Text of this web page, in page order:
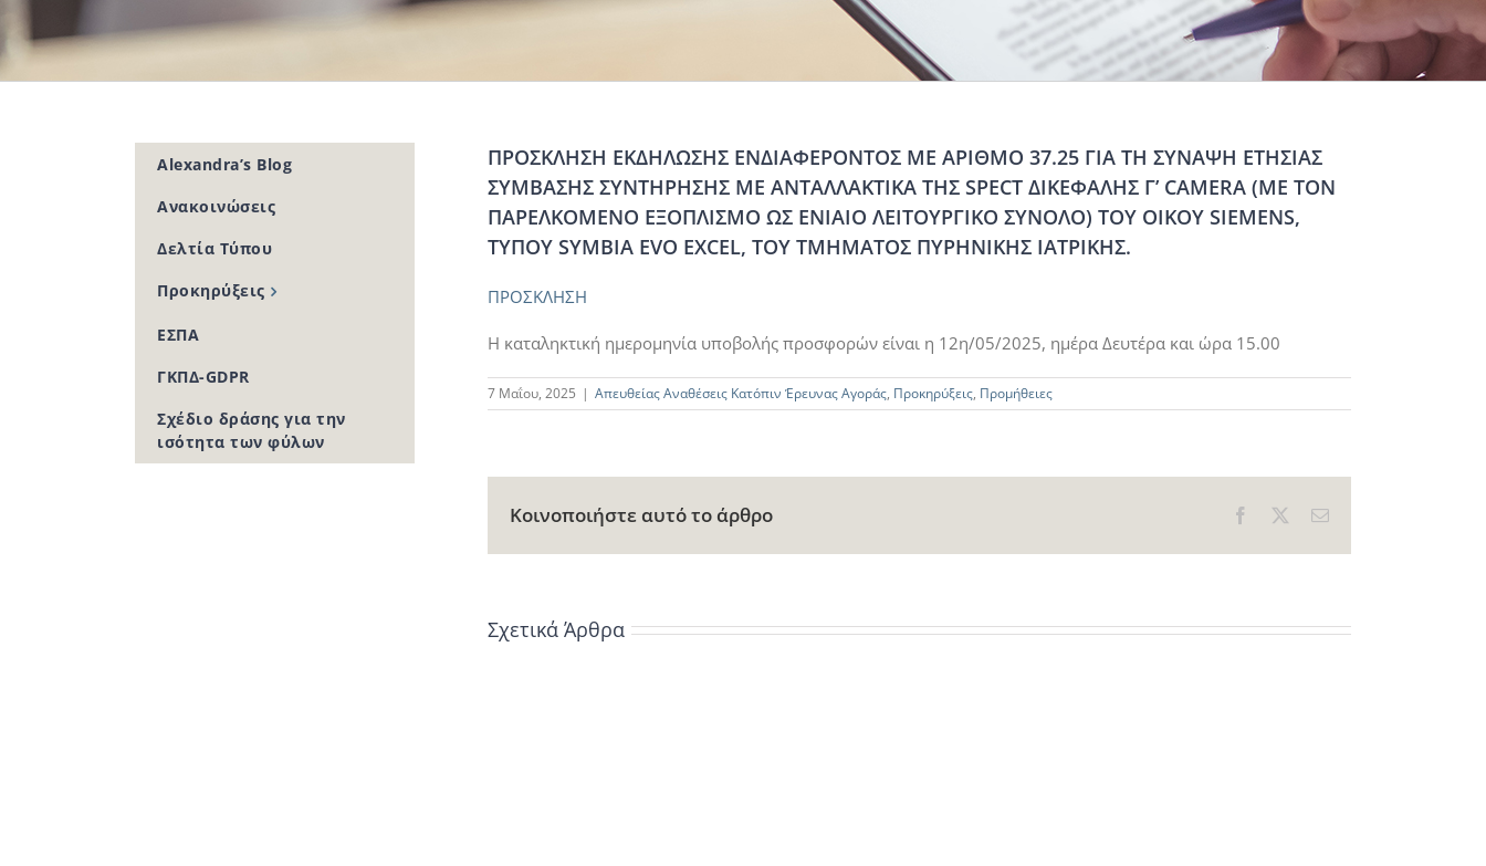
ΠΡΟΣΚΛΗΣΗ ΕΚΔΗΛΩΣΗΣ ΕΝΔΙΑΦΕΡΟΝΤΟΣ ΜΕ ΑΡΙΘΜΟ 37.25 ΓΙΑ ΤΗ ΣΥΝΑΨΗ ΕΤΗΣΙΑΣ
ΣΥΜΒΑΣΗΣ ΣΥΝΤΗΡΗΣΗΣ ΜΕ ΑΝΤΑΛΛΑΚΤΙΚΑ ΤΗΣ SPECT ΔΙΚΕΦΑΛΗΣ Γ’ CAMERA (ΜΕ ΤΟΝ
ΠΑΡΕΛΚΟΜΕΝΟ ΕΞΟΠΛΙΣΜΟ ΩΣ ΕΝΙΑΙΟ ΛΕΙΤΟΥΡΓΙΚΟ ΣΥΝΟΛΟ) ΤΟΥ ΟΙΚΟΥ SIEMENS,
ΤΥΠΟΥ SYMBIA EVO EXCEL, ΤΟΥ ΤΜΗΜΑΤΟΣ ΠΥΡΗΝΙΚΗΣ ΙΑΤΡΙΚΗΣ.
ΠΡΟΣΚΛΗΣΗ
Η καταληκτική ημερομηνία υποβολής προσφορών είναι η 12η/05/2025, ημέρα Δευτέρα και ώρα 15.00
7 Μαΐου, 2025 | Απευθείας Αναθέσεις Κατόπιν Έρευνας Αγοράς, Προκηρύξεις, Προμήθειες
Κοινοποιήστε αυτό το άρθρο Facebook Email
Σχετικά Άρθρα
Alexandra’s Blog
Ανακοινώσεις
Δελτία Τύπου
Προκηρύξεις
ΕΣΠΑ
ΓΚΠΔ-GDPR
Σχέδιο δράσης για την
ισότητα των φύλων